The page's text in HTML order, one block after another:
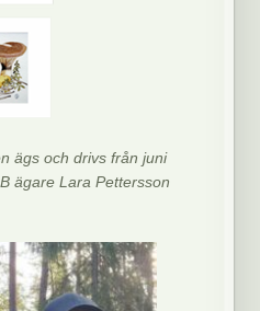
ägs och drivs från juni
ägare Lara Pettersson